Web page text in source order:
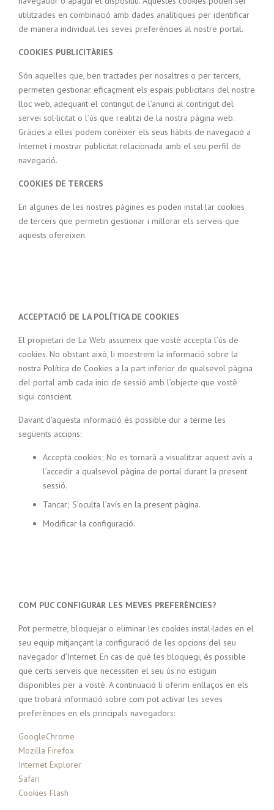
utilitzades en combinació amb dades analítiques per identificar
de manera individual les seves preferències al nostre portal.
COOKIES PUBLICITÀRIES
Són aquelles que, ben tractades per nosaltres o per tercers,
permeten gestionar eficaçment els espais publicitaris del nostre
lloc web, adequant el contingut de l’anunci al contingut del
servei sol·licitat o l’ús que realitzi de la nostra pàgina web.
Gràcies a elles podem conèixer els seus hàbits de navegació a
Internet i mostrar publicitat relacionada amb el seu perfil de
navegació.
COOKIES DE TERCERS
En algunes de les nostres pàgines es poden instal·lar cookies
de tercers que permetin gestionar i millorar els serveis que
aquests ofereixen.
ACCEPTACIÓ DE LA POLÍTICA DE COOKIES
El propietari de La Web assumeix que vostè accepta l’ús de
cookies. No obstant això, li moestrem la informació sobre la
nostra Política de Cookies a la part inferior de qualsevol pàgina
del portal amb cada inici de sessió amb l’objecte que vostè
sigui conscient.
Davant d’aquesta informació és possible dur a terme les
següents accions:
Accepta cookies; No es tornarà a visualitzar aquest avís a
l’accedir a qualsevol pàgina de portal durant la present
sessió.
Tancar; S’oculta l’avís en la present pàgina.
Modificar la configuració.
COM PUC CONFIGURAR LES MEVES PREFERÈNCIES?
Pot permetre, bloquejar o eliminar les cookies instal·lades en el
seu equip mitjançant la configuració de les opcions del seu
navegador d’Internet. En cas de què les bloquegi, és possible
que certs serveis que necessiten el seu ús no estiguin
disponibles per a vostè. A continuació li oferim enllaços en els
que trobarà informació sobre com pot activar les seves
preferències en els principals navegadors:
GoogleChrome
Mozilla Firefox
Internet Explorer
Safari
Cookies Flash